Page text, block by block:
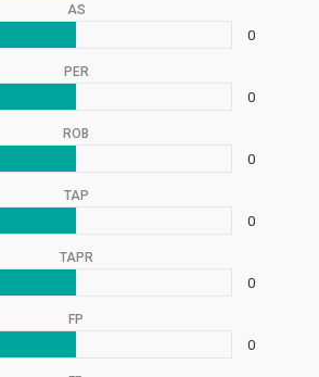
AS
0
PER
0
ROB
0
TAP
0
TAPR
0
FP
0